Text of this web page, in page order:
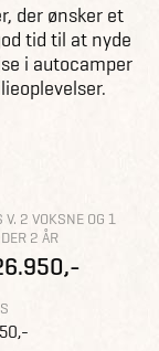
der ønsker et
tid til at nyde
i autocamper
V. 2 VOKSNE OG 1
2 ÅR